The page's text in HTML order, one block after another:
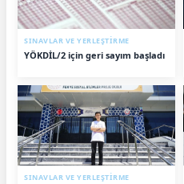
SINAVLAR VE YERLEŞTİRME
YÖKDİL/2 için geri sayım başladı
SINAVLAR VE YERLEŞTİRME